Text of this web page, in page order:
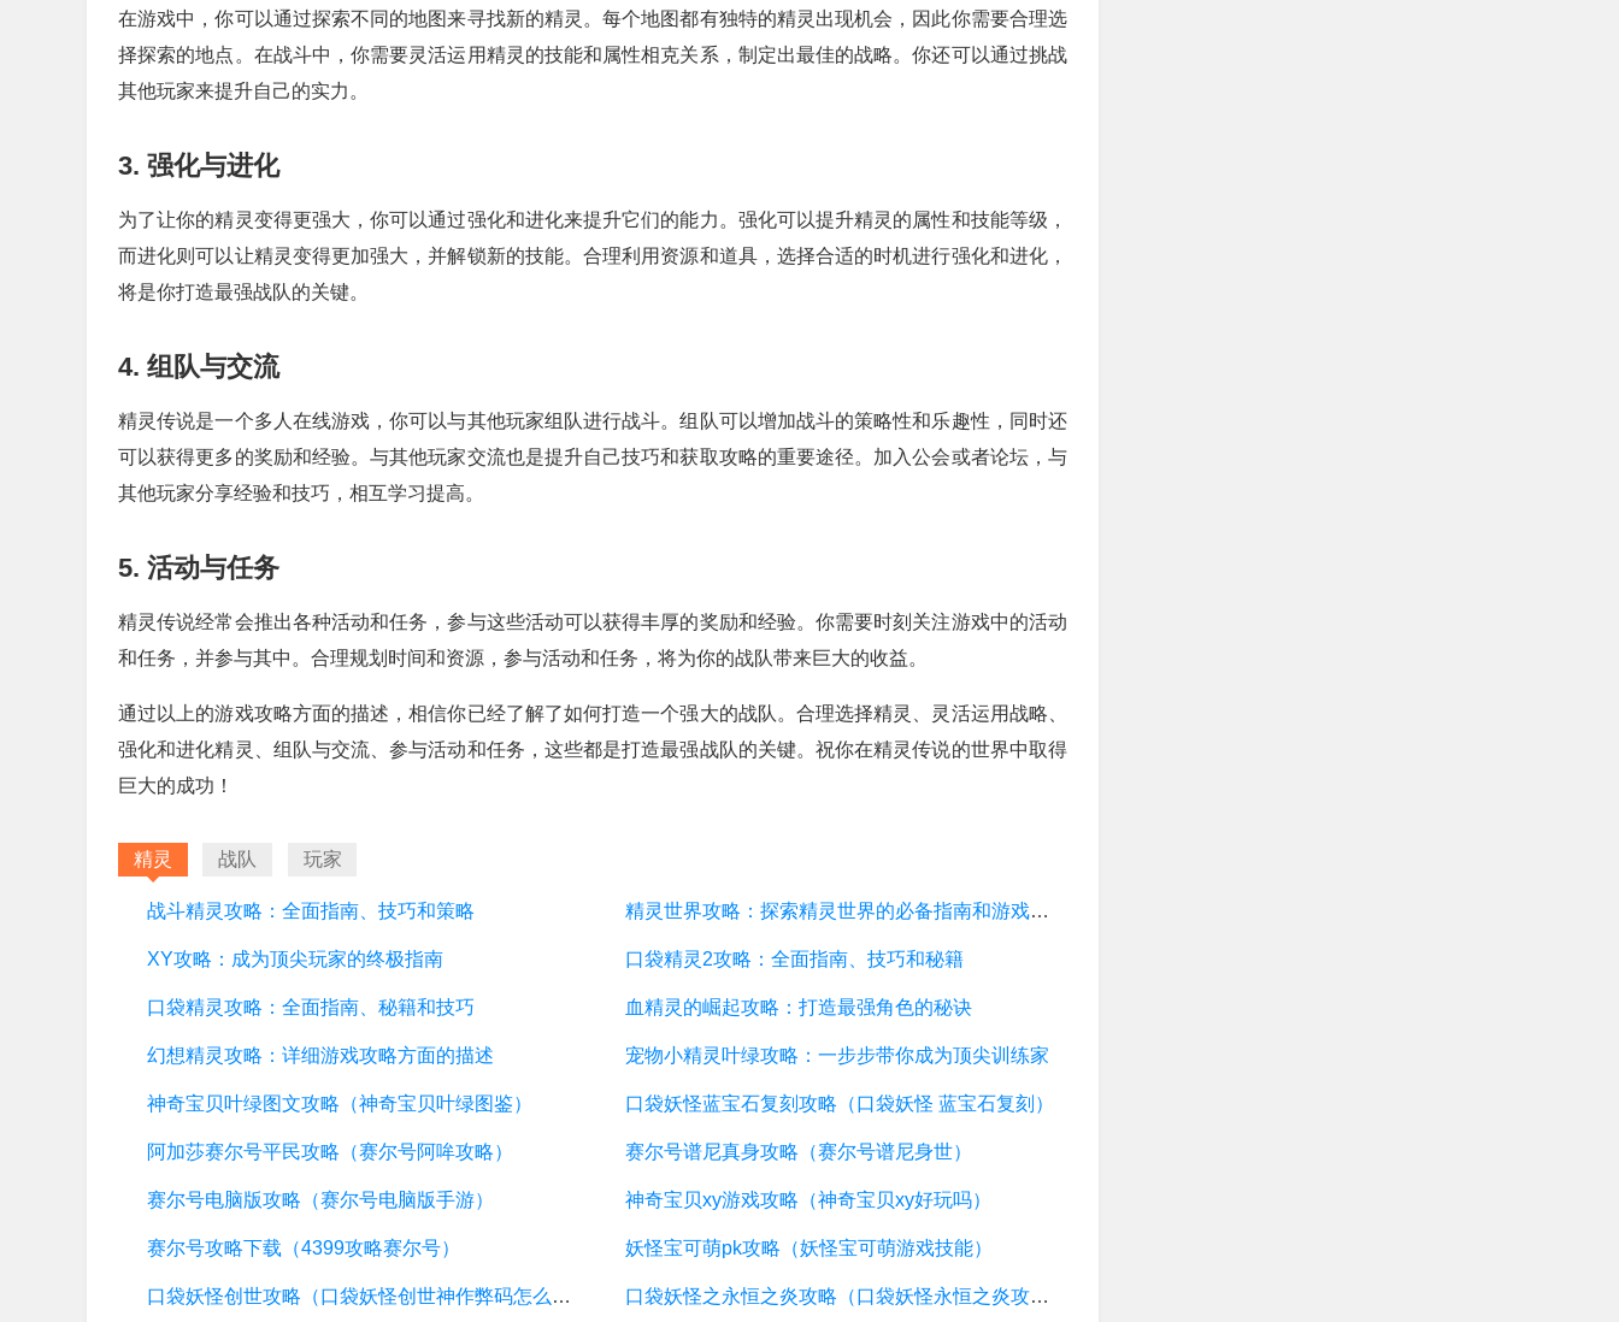
在游戏中，你可以通过探索不同的地图来寻找新的精灵。每个地图都有独特的精灵出现机会，因此你需要合理选
择探索的地点。在战斗中，你需要灵活运用精灵的技能和属性相克关系，制定出最佳的战略。你还可以通过挑战
其他玩家来提升自己的实力。
3. 强化与进化
为了让你的精灵变得更强大，你可以通过强化和进化来提升它们的能力。强化可以提升精灵的属性和技能等级，
而进化则可以让精灵变得更加强大，并解锁新的技能。合理利用资源和道具，选择合适的时机进行强化和进化，
将是你打造最强战队的关键。
4. 组队与交流
精灵传说是一个多人在线游戏，你可以与其他玩家组队进行战斗。组队可以增加战斗的策略性和乐趣性，同时还
可以获得更多的奖励和经验。与其他玩家交流也是提升自己技巧和获取攻略的重要途径。加入公会或者论坛，与
其他玩家分享经验和技巧，相互学习提高。
5. 活动与任务
精灵传说经常会推出各种活动和任务，参与这些活动可以获得丰厚的奖励和经验。你需要时刻关注游戏中的活动
和任务，并参与其中。合理规划时间和资源，参与活动和任务，将为你的战队带来巨大的收益。
通过以上的游戏攻略方面的描述，相信你已经了解了如何打造一个强大的战队。合理选择精灵、灵活运用战略、
强化和进化精灵、组队与交流、参与活动和任务，这些都是打造最强战队的关键。祝你在精灵传说的世界中取得
巨大的成功！
精灵 战队 玩家
战斗精灵攻略：全面指南、技巧和策略 精灵世界攻略：探索精灵世界的必备指南和游戏技巧
XY攻略：成为顶尖玩家的终极指南 口袋精灵2攻略：全面指南、技巧和秘籍
口袋精灵攻略：全面指南、秘籍和技巧 血精灵的崛起攻略：打造最强角色的秘诀
幻想精灵攻略：详细游戏攻略方面的描述 宠物小精灵叶绿攻略：一步步带你成为顶尖训练家
神奇宝贝叶绿图文攻略（神奇宝贝叶绿图鉴） 口袋妖怪蓝宝石复刻攻略（口袋妖怪 蓝宝石复刻）
阿加莎赛尔号平民攻略（赛尔号阿哞攻略） 赛尔号谱尼真身攻略（赛尔号谱尼身世）
赛尔号电脑版攻略（赛尔号电脑版手游） 神奇宝贝xy游戏攻略（神奇宝贝xy好玩吗）
赛尔号攻略下载（4399攻略赛尔号） 妖怪宝可萌pk攻略（妖怪宝可萌游戏技能）
口袋妖怪创世攻略（口袋妖怪创世神作弊码怎么用） 口袋妖怪之永恒之炎攻略（口袋妖怪永恒之炎攻略二周目怎么开）